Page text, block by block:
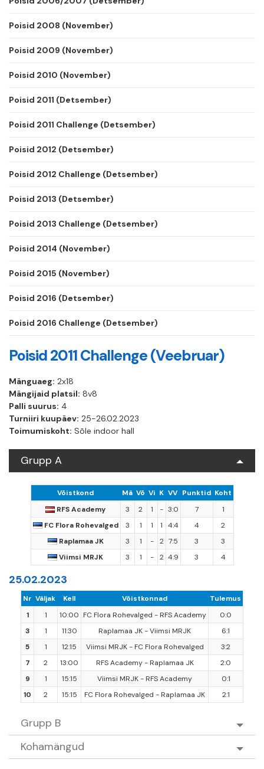
Poisid 2008 (November)
Poisid 2009 (November)
Poisid 2010 (November)
Poisid 2011 (Detsember)
Poisid 2011 Challenge (Detsember)
Poisid 2012 (Detsember)
Poisid 2012 Challenge (Detsember)
Poisid 2013 (Detsember)
Poisid 2013 Challenge (Detsember)
Poisid 2014 (November)
Poisid 2015 (November)
Poisid 2016 (Detsember)
Poisid 2016 Challenge (Detsember)
Poisid 2011 Challenge (Veebruar)
Mänguaeg: 2x18
Mängijaid platsil: 8v8
Palli suurus: 4
Turniiri kuupäev: 25-26.02.2023
Toimumiskoht: Sõle indoor hall
Grupp A
Võistkond Mä Võ Vi K VV Punktid Koht
RFS Academy
3 2 1 - 3:0 7
1
FC Flora Rohevalged
3 1 1 1 4:4 4
2
Raplamaa JK
3 1 - 2 7:5 3
3
Viimsi MRJK
3 1 - 2 4:9 3 4
25.02.2023
Nr Väljak Kell Võistkonnad
Tulemus
1
1 10:00 FC Flora Rohevalged - RFS Academy
0:0
3
1 11:30 Raplamaa JK - Viimsi MRJK
6:1
5
1 12:15 Viimsi MRJK - FC Flora Rohevalged
3:2
7
2 13:00 RFS Academy - Raplamaa JK
2:0
9
1 15:15 Viimsi MRJK - RFS Academy
0:1
10
2 15:15 FC Flora Rohevalged - Raplamaa JK 2:1
Grupp B
Kohamängud